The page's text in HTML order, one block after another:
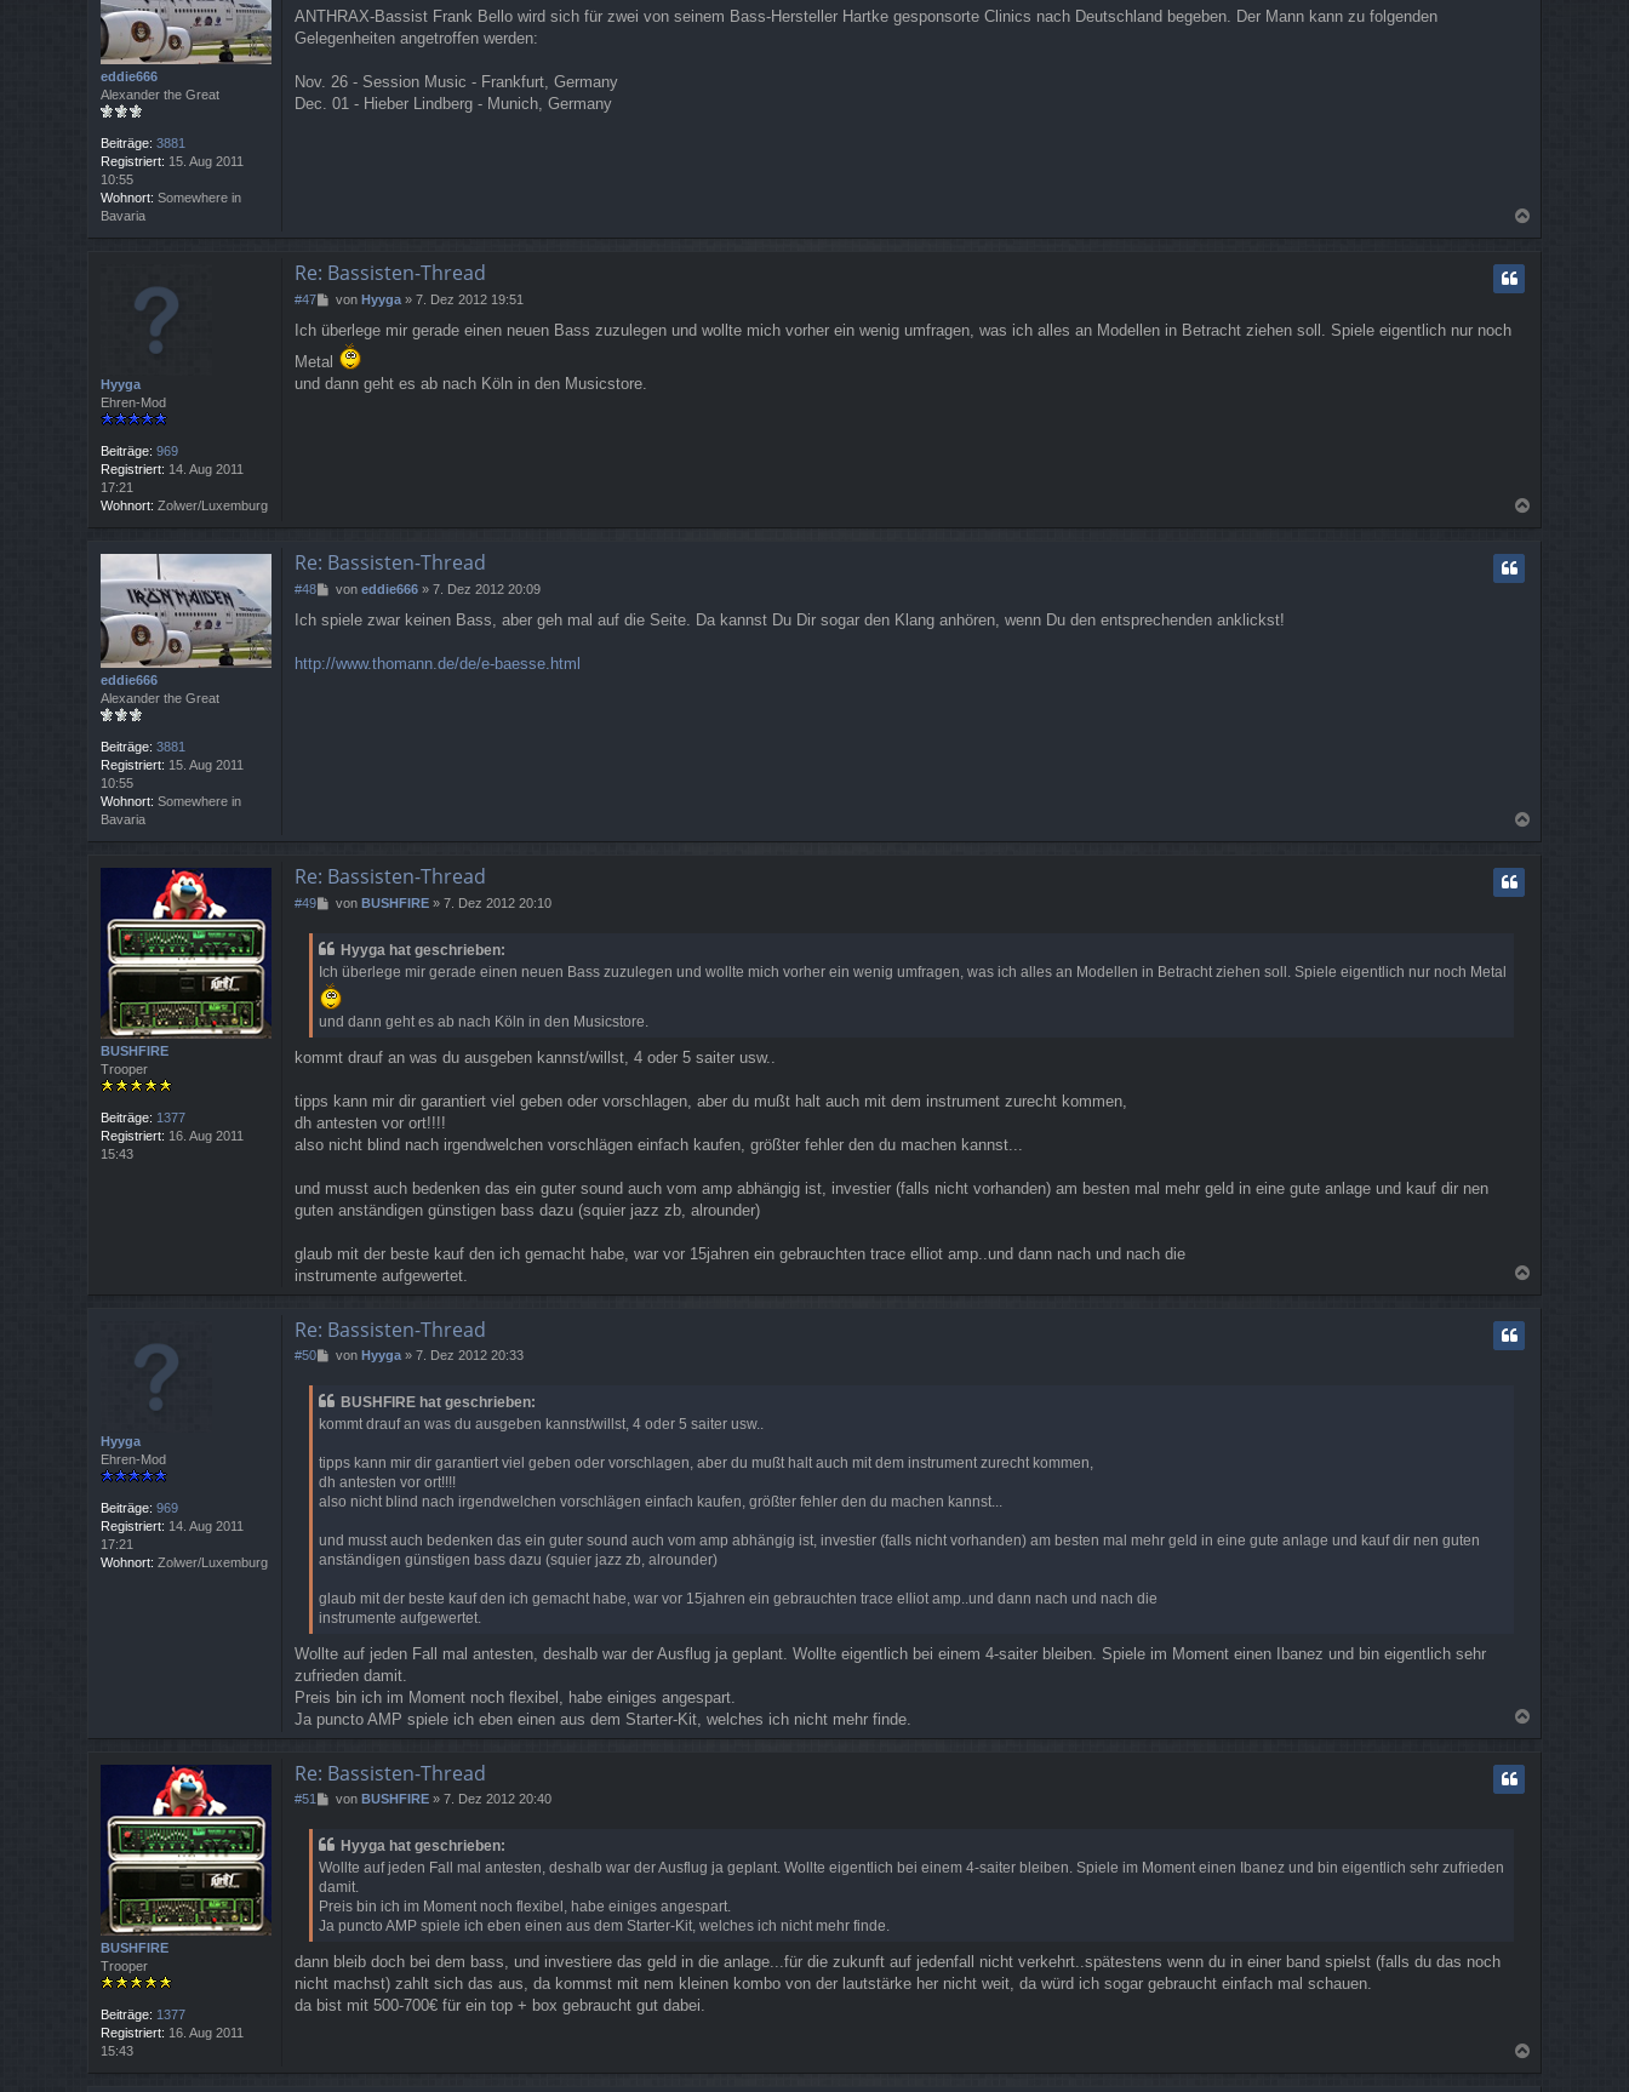
eddie666
Alexander the Great
Beiträge: 3881
Registriert: 15. Aug 2011
10:55
Wohnort: Somewhere in
Bavaria
t
a
ANTHRAX-Bassist Frank Bello wird sich für zwei von seinem Bass-Hersteller Hartke gesponsorte Clinics nach Deutschland begeben. Der Mann kann zu folgenden
Gelegenheiten angetroffen werden:
Nov. 26 - Session Music - Frankfurt, Germany
Dec. 01 - Hieber Lindberg - Munich, Germany
a
Hyyga
Ehren-Mod
Beiträge: 969
Registriert: 14. Aug 2011
17:21
Wohnort: Zolwer/Luxemburg
Re: Bassisten-Thread
#47
B
i
t
r
a
von Hyyga» 7. Dez 2012 19:51
Ich überlege mir gerade einen neuen Bass zuzulegen und wollte mich vorher ein wenig umfragen, was ich alles an Modellen in Betracht ziehen soll. Spiele eigentlich nur noch
Metal
und dann geht es ab nach Köln in den Musicstore.
eddie666
Alexander the Great
Beiträge: 3881
Registriert: 15. Aug 2011
10:55
Wohnort: Somewhere in
Bavaria
Re: Bassisten-Thread
#48
B
i
r
von eddie666» 7. Dez 2012 20:09
Ich spiele zwar keinen Bass, aber geh mal auf die Seite. Da kannst Du Dir sogar den Klang anhören, wenn Du den entsprechenden anklickst!
http://www.thomann.de/de/e-baesse.html
a
BUSHFIRE
Trooper
Beiträge: 1377
Registriert: 16. Aug 2011
15:43
Re: Bassisten-Thread
#49
B
t
r
a
g
von BUSHFIRE» 7. Dez 2012 20:10
Hyyga hat geschrieben:
Ich überlege mir gerade einen neuen Bass zuzulegen und wollte mich vorher ein wenig umfragen, was ich alles an Modellen in Betracht ziehen soll. Spiele eigentlich nur noch Metal
und dann geht es ab nach Köln in den Musicstore.
kommt drauf an was du ausgeben kannst/willst, 4 oder 5 saiter usw..
tipps kann mir dir garantiert viel geben oder vorschlagen, aber du mußt halt auch mit dem instrument zurecht kommen,
dh antesten vor ort!!!!
also nicht blind nach irgendwelchen vorschlägen einfach kaufen, größter fehler den du machen kannst...
und musst auch bedenken das ein guter sound auch vom amp abhängig ist, investier (falls nicht vorhanden) am besten mal mehr geld in eine gute anlage und kauf dir nen
guten anständigen günstigen bass dazu (squier jazz zb, alrounder)
glaub mit der beste kauf den ich gemacht habe, war vor 15jahren ein gebrauchten trace elliot amp..und dann nach und nach die
instrumente aufgewertet.
Hyyga
Ehren-Mod
Beiträge: 969
Registriert: 14. Aug 2011
17:21
Wohnort: Zolwer/Luxemburg
Re: Bassisten-Thread
#50
B
t
r
g
von Hyyga» 7. Dez 2012 20:33
BUSHFIRE hat geschrieben:
kommt drauf an was du ausgeben kannst/willst, 4 oder 5 saiter usw..
tipps kann mir dir garantiert viel geben oder vorschlagen, aber du mußt halt auch mit dem instrument zurecht kommen,
dh antesten vor ort!!!!
also nicht blind nach irgendwelchen vorschlägen einfach kaufen, größter fehler den du machen kannst...
und musst auch bedenken das ein guter sound auch vom amp abhängig ist, investier (falls nicht vorhanden) am besten mal mehr geld in eine gute anlage und kauf dir nen guten
anständigen günstigen bass dazu (squier jazz zb, alrounder)
glaub mit der beste kauf den ich gemacht habe, war vor 15jahren ein gebrauchten trace elliot amp..und dann nach und nach die
instrumente aufgewertet.
Wollte auf jeden Fall mal antesten, deshalb war der Ausflug ja geplant. Wollte eigentlich bei einem 4-saiter bleiben. Spiele im Moment einen Ibanez und bin eigentlich sehr
zufrieden damit.
Preis bin ich im Moment noch flexibel, habe einiges angespart.
Ja puncto AMP spiele ich eben einen aus dem Starter-Kit, welches ich nicht mehr finde.
a
BUSHFIRE
Trooper
Beiträge: 1377
Registriert: 16. Aug 2011
15:43
Re: Bassisten-Thread
#51
B
i
t
r
a
g
von BUSHFIRE» 7. Dez 2012 20:40
Hyyga hat geschrieben:
Wollte auf jeden Fall mal antesten, deshalb war der Ausflug ja geplant. Wollte eigentlich bei einem 4-saiter bleiben. Spiele im Moment einen Ibanez und bin eigentlich sehr zufrieden
damit.
Preis bin ich im Moment noch flexibel, habe einiges angespart.
Ja puncto AMP spiele ich eben einen aus dem Starter-Kit, welches ich nicht mehr finde.
dann bleib doch bei dem bass, und investiere das geld in die anlage...für die zukunft auf jedenfall nicht verkehrt..spätestens wenn du in einer band spielst (falls du das noch
nicht machst) zahlt sich das aus, da kommst mit nem kleinen kombo von der lautstärke her nicht weit, da würd ich sogar gebraucht einfach mal schauen.
da bist mit 500-700€ für ein top + box gebraucht gut dabei.